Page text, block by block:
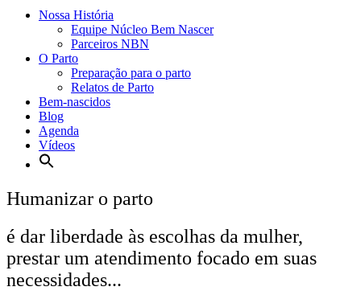
Nossa História
Equipe Núcleo Bem Nascer
Parceiros NBN
O Parto
Preparação para o parto
Relatos de Parto
Bem-nascidos
Blog
Agenda
Vídeos
Humanizar o parto
é dar liberdade às escolhas da mulher,
prestar um atendimento focado em suas
necessidades...